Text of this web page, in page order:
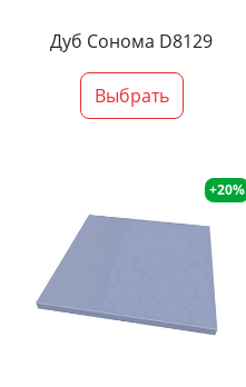
Дуб Сонома D8129
Выбрать
+20%